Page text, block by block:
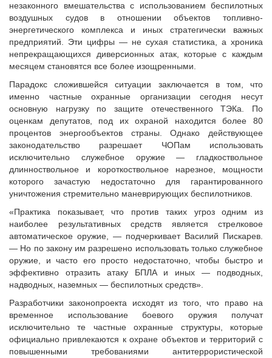
незаконного вмешательства с использованием беспилотных
воздушных судов в отношении объектов топливно-
энергетического комплекса и иных стратегически важных
предприятий. Эти цифры — не сухая статистика, а хроника
непрекращающихся диверсионных атак, которые с каждым
месяцем становятся все более изощренными.
Парадокс сложившейся ситуации заключается в том, что
именно частные охранные организации сегодня несут
основную нагрузку по защите отечественного ТЭКа. По
оценкам депутатов, под их охраной находится более 80
процентов энергообъектов страны. Однако действующее
законодательство разрешает ЧОПам использовать
исключительно служебное оружие — гладкоствольное
длинноствольное и короткоствольное нарезное, мощности
которого зачастую недостаточно для гарантированного
уничтожения стремительно маневрирующих беспилотников.
«Практика показывает, что против таких угроз одним из
наиболее результативных средств является стрелковое
автоматическое оружие, — подчеркивает Василий Пискарев.
— Но по закону им разрешено использовать только служебное
оружие, и часто его просто недостаточно, чтобы быстро и
эффективно отразить атаку БПЛА и иных — подводных,
надводных, наземных — беспилотных средств».
Разработчики законопроекта исходят из того, что право на
временное использование боевого оружия получат
исключительно те частные охранные структуры, которые
официально привлекаются к охране объектов и территорий с
повышенными требованиями антитеррористической